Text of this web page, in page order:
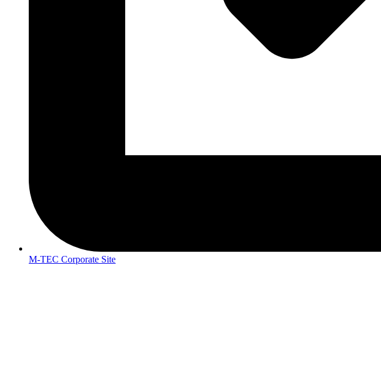
M-TEC Corporate Site